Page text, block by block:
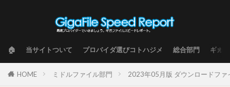
🏠 当サイトついて プロバイダ選びコトハジメ 総合部門 ギガ
HOME ミドルファイル部門 2023年05月版 ダウンロードフ